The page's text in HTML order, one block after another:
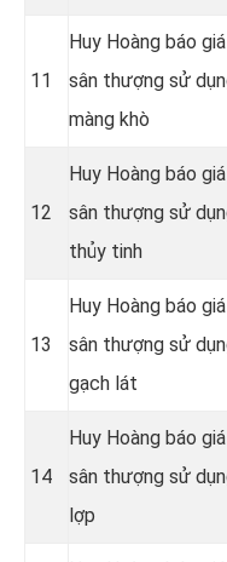
11
Huy Hoàng báo
sân thượng sử
màng khò
12
Huy Hoàng báo
sân thượng sử
thủy tinh
13
Huy Hoàng báo
sân thượng sử
gạch lát
14
Huy Hoàng báo
sân thượng sử
lợp